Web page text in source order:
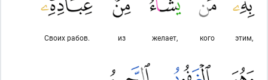
этим,
кого
желает,
из
Своих рабов.